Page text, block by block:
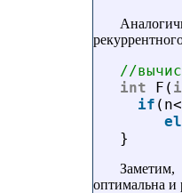
//
int
F(
if
}
оптимальна и